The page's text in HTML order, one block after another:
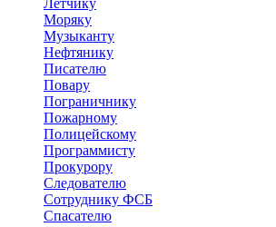
Летчику
Моряку
Музыканту
Нефтянику
Писателю
Повару
Пограничнику
Пожарному
Полицейскому
Программисту
Прокурору
Следователю
Сотруднику ФСБ
Спасателю